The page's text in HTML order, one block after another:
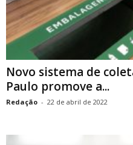
Novo sistema de
Paulo promove a...
Redação - 22 de abril de 2022